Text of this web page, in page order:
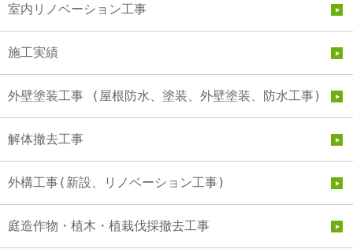
室内リノベーション工事
施工実績
外壁塗装工事 (屋根防水、塗装、外壁塗装、防水工事)
解体撤去工事
外構工事(新設、リノベーション工事)
庭造作物・植木・植栽伐採撤去工事